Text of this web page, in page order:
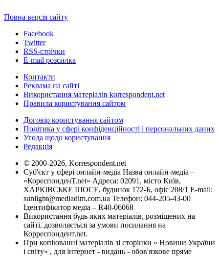
Повна версія сайту
Facebook
Twitter
RSS-стрічки
E-mail розсилка
Контакти
Реклама на сайті
Використання матеріалів korrespondent.net
Правила користування сайтом
Договір користування сайтом
Політика у сфері конфіденційності і персональних даних
Угода щодо користування
Редакція
© 2000-2026, Korrespondent.net
Суб'єкт у сфері онлайн-медіа Назва онлайн-медіа –
«КореспонденТ.net» Адреса: 02091, місто Київ,
ХАРКІВСЬКЕ ШОСЕ, будинок 172-Б, офіс 208/1 E-mail:
sunlight@mediadim.com.ua Телефон: 044-205-43-00
Ідентифікатор медіа – R40-06068
Використання будь-яких матеріалів, розміщених на
сайті, дозволяється за умови посилання на
Корреспондент.net.
При копіюванні матеріалів зі сторінки « Новини України
і світу» , для інтернет - видань - обов'язкове пряме